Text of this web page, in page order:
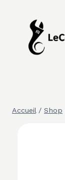
contenu
Accueil / Shop